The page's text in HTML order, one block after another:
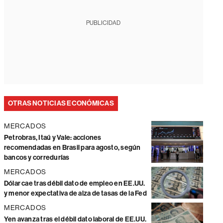
PUBLICIDAD
OTRAS NOTICIAS ECONÓMICAS
MERCADOS
Petrobras, Itaú y Vale: acciones
recomendadas en Brasil para agosto, según
bancos y corredurías
MERCADOS
Dólar cae tras débil dato de empleo en EE.UU.
y menor expectativa de alza de tasas de la Fed
MERCADOS
Yen avanza tras el débil dato laboral de EE.UU.